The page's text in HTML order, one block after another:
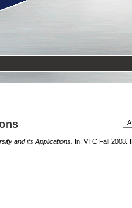
and its Applications. In: VTC Fall 2008.